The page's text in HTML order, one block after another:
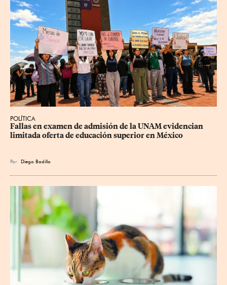
POLÍTICA
Fallas en examen de admisión de la UNAM evidencian
limitada oferta de educación superior en México
Por Diego Badillo